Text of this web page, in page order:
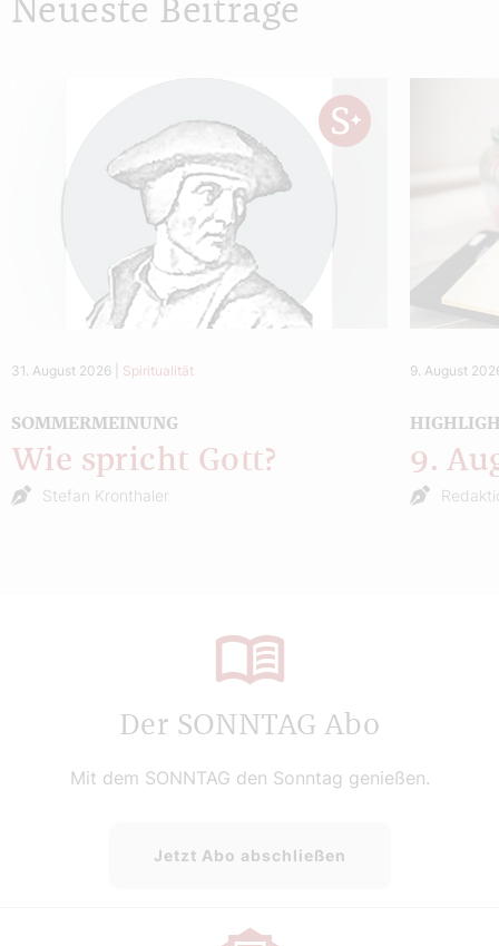
Neueste Beiträge
31. August 2026 Spiritualität
SOMMERMEINUNG
Wie spricht Gott?
Stefan Kronthaler
9. August
9.
Der SONNTAG Abo
Mit dem SONNTAG den Sonntag genießen.
Jetzt Abo abschließen